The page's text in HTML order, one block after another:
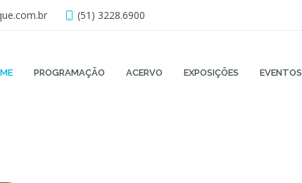
(51) 3228.6900
PROGRAMAÇÃO ACERVO EXPOSIÇÕES EVENTOS